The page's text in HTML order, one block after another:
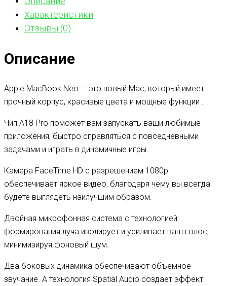
Характеристики
Отзывы (0)
Описание
Apple MacBook Neo — это новый Mac, который имеет
прочный корпус, красивые цвета и мощные функции .
Чип A18 Pro поможет вам запускать ваши любимые
приложения, быстро справляться с повседневными
задачами и играть в динамичные игры.
Камера FaceTime HD с разрешением 1080p
обеспечивает яркое видео, благодаря чему вы всегда
будете выглядеть наилучшим образом.
Двойная микрофонная система с технологией
формирования луча изолирует и усиливает ваш голос,
минимизируя фоновый шум.
Два боковых динамика обеспечивают объемное
звучание. А технология Spatial Audio создает эффект